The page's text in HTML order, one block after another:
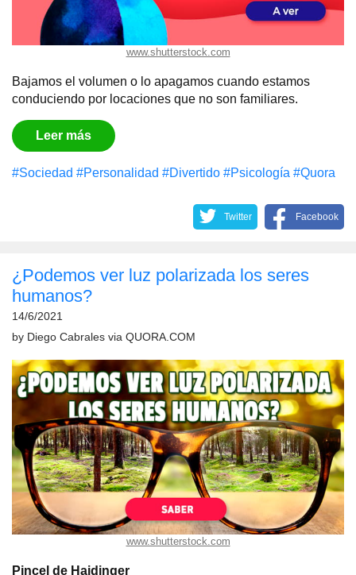
www.shutterstock.com
Bajamos el volumen o lo apagamos cuando estamos
conduciendo por locaciones que no son familiares.
Leer más
#Sociedad #Personalidad #Divertido #Psicología #Quora
Twitter Facebook
¿Podemos ver luz polarizada los seres
humanos?
14/6/2021
by Diego Cabrales via QUORA.COM
www.shutterstock.com
Pincel de Haidinger